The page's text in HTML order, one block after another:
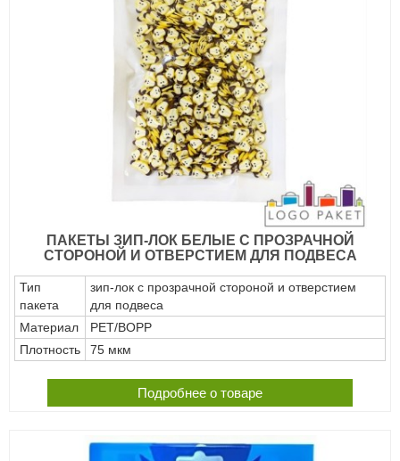
ПАКЕТЫ ЗИП-ЛОК БЕЛЫЕ С ПРОЗРАЧНОЙ
СТОРОНОЙ И ОТВЕРСТИЕМ ДЛЯ ПОДВЕСА
Тип
пакета
зип-лок с прозрачной стороной и отверстием
для подвеса
Материал
PET/BOPP
Плотность
75 мкм
Подробнее о товаре